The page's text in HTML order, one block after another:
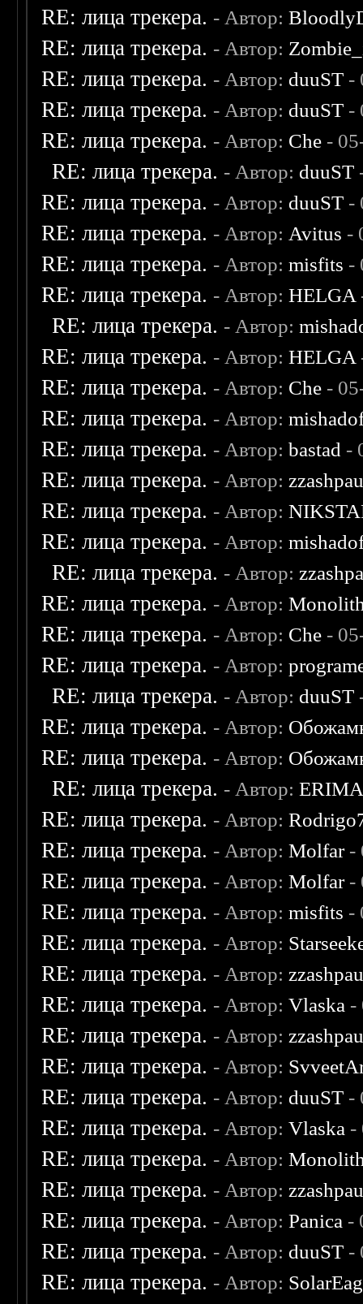
RE: лица трекера. - Автор:
RE: лица трекера. - Автор:
RE: лица трекера. - Автор: duuST -
RE: лица трекера. - Автор: duuST -
RE: лица трекера. - Автор: Che -
RE: лица трекера. - Автор: duuST
RE: лица трекера. - Автор: duuST -
RE: лица трекера. - Автор: Avitus -
RE: лица трекера. - Автор:misfits -
RE: лица трекера. - Автор:HELGA
RE: лица трекера. - Автор:
RE: лица трекера. - Автор:HELGA
RE: лица трекера. - Автор: Che -
RE: лица трекера. - Автор:
RE: лица трекера. - Автор:bastad -
RE: лица трекера. - Автор:
RE: лица трекера. - Автор:
RE: лица трекера. - Автор:
RE: лица трекера. - Автор:
RE: лица трекера. - Автор:
RE: лица трекера. - Автор: Che -
RE: лица трекера. - Автор:
RE: лица трекера. - Автор: duuST
RE: лица трекера. - Автор:
RE: лица трекера. - Автор:
RE: лица трекера. - Автор:
RE: лица трекера. - Автор:
RE: лица трекера. - Автор:Molfar-
RE: лица трекера. - Автор:Molfar-
RE: лица трекера. - Автор:misfits -
RE: лица трекера. - Автор:
RE: лица трекера. - Автор:
RE: лица трекера. - Автор:Vlaska -
RE: лица трекера. - Автор:
RE: лица трекера. - Автор:
RE: лица трекера. - Автор: duuST -
RE: лица трекера. - Автор:Vlaska -
RE: лица трекера. - Автор:
RE: лица трекера. - Автор:
RE: лица трекера. - Автор:Panica -
RE: лица трекера. - Автор: duuST -
RE: лица трекера. - Автор: